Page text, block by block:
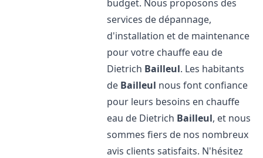
budget. Nous proposons des
services de dépannage,
d'installation et de maintenance
pour votre chauffe eau de
Dietrich Bailleul. Les habitants
de Bailleul nous font confiance
pour leurs besoins en chauffe
eau de Dietrich Bailleul, et nous
sommes fiers de nos nombreux
avis clients satisfaits. N'hésitez